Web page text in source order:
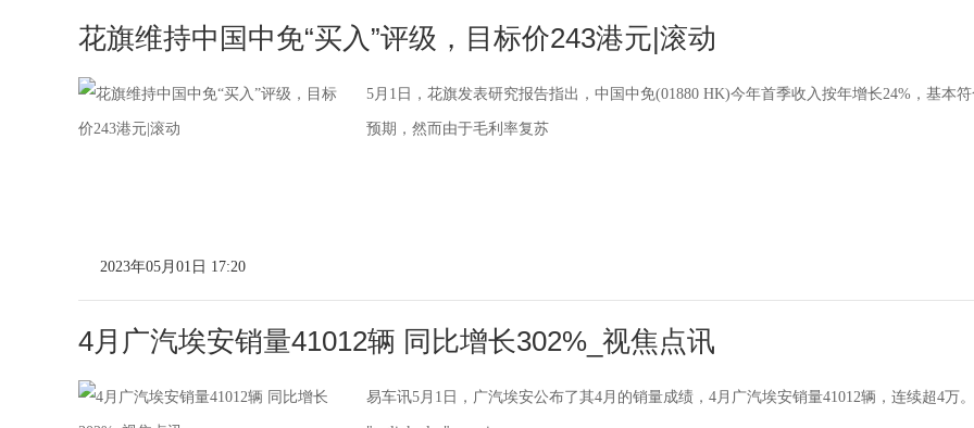
花旗维持中国中免“买入”评级，目标价243港元|滚动
5月1日，花旗发表研究报告指出，中国中免(01880 HK)今年首季收入按年增长24%，基本
预期，然而由于毛利率复苏
2023年05月01日 17:20
4月广汽埃安销量41012辆 同比增长302%_视焦点讯
易车讯5月1日，广汽埃安公布了其4月的销量成绩，4月广汽埃安销量41012辆，连续超4万。